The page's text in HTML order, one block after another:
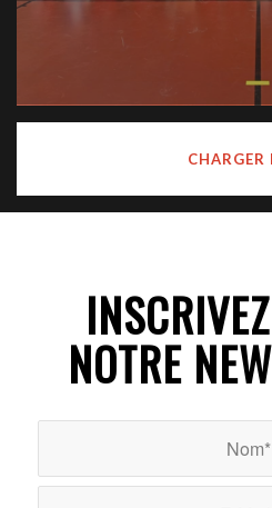
CHARGER
NOTRE